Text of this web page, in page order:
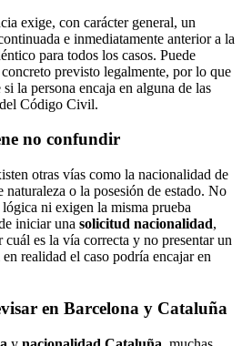
exige, con carácter general, un
e inmediatamente anterior a la
para todos los casos. Puede
previsto legalmente, por lo que
la persona encaja en alguna de las
Código Civil.
no confundir
otras vías como la nacionalidad de
o la posesión de estado. No
ni exigen la misma prueba
iniciar una solicitud nacionalidad,
es la vía correcta y no presentar un
realidad el caso podría encajar en
en Barcelona y Cataluña